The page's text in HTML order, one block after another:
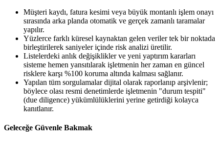
Müşteri kaydı, fatura kesimi veya büyük montanlı işlem onayı
sırasında arka planda otomatik ve gerçek zamanlı taramalar
yapılır.
Yüzlerce farklı küresel kaynaktan gelen veriler tek bir noktada
birleştirilerek saniyeler içinde risk analizi üretilir.
Listelerdeki anlık değişiklikler ve yeni yaptırım kararları
sisteme hemen yansıtılarak işletmenin her zaman en güncel
risklere karşı %100 koruma altında kalması sağlanır.
Yapılan tüm sorgulamalar dijital olarak raporlanıp arşivlenir;
böylece olası resmi denetimlerde işletmenin "durum tespiti"
(due diligence) yükümlülüklerini yerine getirdiği kolayca
kanıtlanır.
Geleceğe Güvenle Bakmak